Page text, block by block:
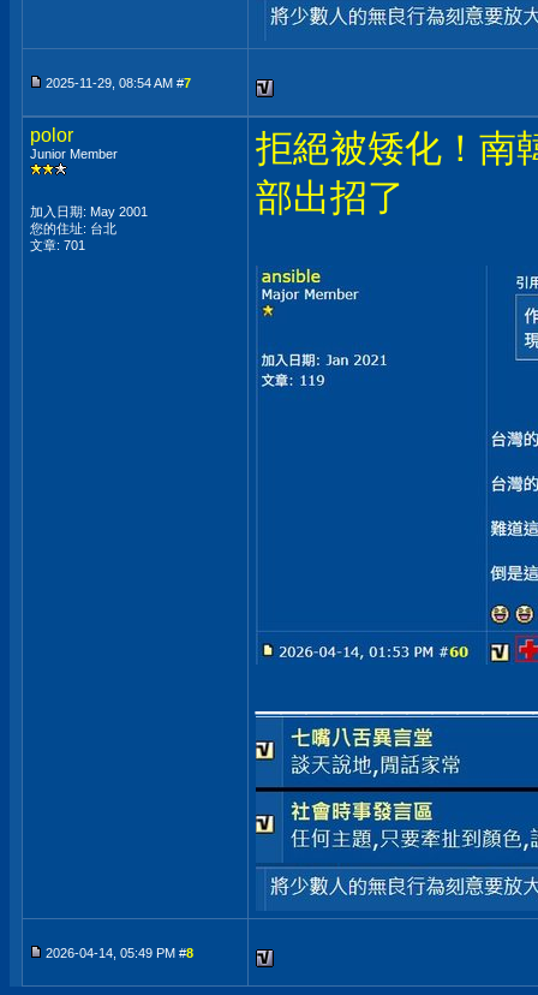
2025-11-29, 08:54 AM #7
polor
Junior Member
加入日期: May 2001
您的住址: 台北
文章: 701
拒絕被矮化！
部出招了
2026-04-14, 05:49 PM #8